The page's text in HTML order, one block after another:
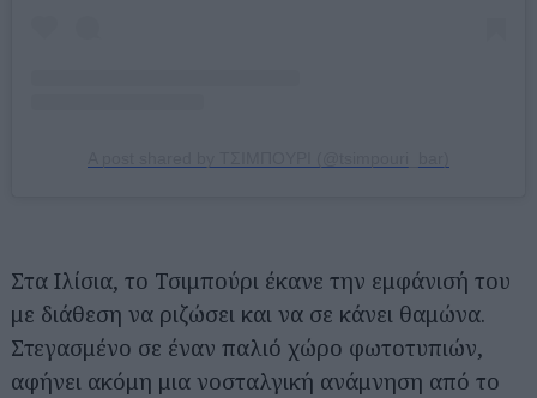
Στα Ιλίσια, το Τσιμπούρι έκανε την εμφάνισή του
με διάθεση να ριζώσει και να σε κάνει θαμώνα.
Στεγασμένο σε έναν παλιό χώρο φωτοτυπιών,
αφήνει ακόμη μια νοσταλγική ανάμνηση από το